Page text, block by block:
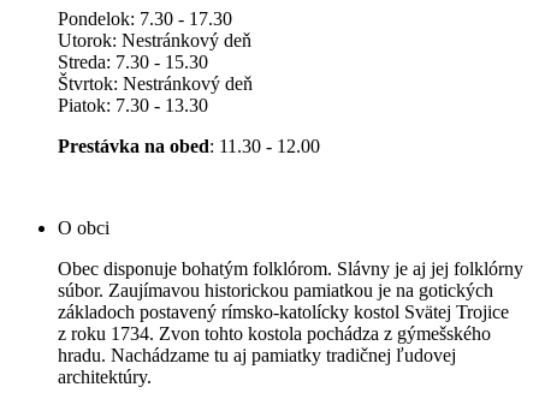
Pondelok: 7.30 - 17.30
Utorok: Nestránkový deň
Streda: 7.30 - 15.30
Štvrtok: Nestránkový deň
Piatok: 7.30 - 13.30
Prestávka na obed: 11.30 - 12.00
O obci
Obec disponuje bohatým folklórom. Slávny je aj jej folklórny
súbor. Zaujímavou historickou pamiatkou je na gotických
základoch postavený rímsko-katolícky kostol Svätej Trojice
z roku 1734. Zvon tohto kostola pochádza z gýmešského
hradu. Nachádzame tu aj pamiatky tradičnej ľudovej
architektúry.